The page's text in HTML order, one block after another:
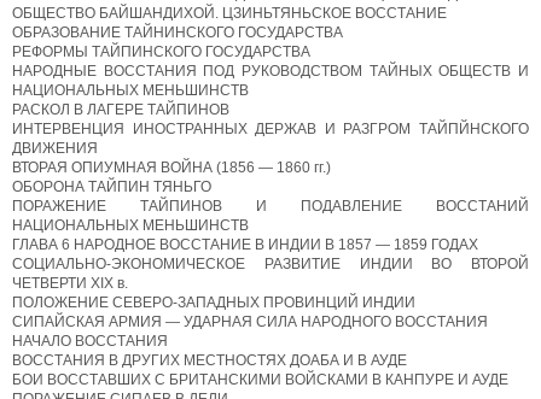
ОБЩЕСТВО БАЙШАНДИХОЙ. ЦЗИНЬТЯНЬСКОЕ ВОССТАНИЕ
ОБРАЗОВАНИЕ ТАЙНИНСКОГО ГОСУДАРСТВА
РЕФОРМЫ ТАЙПИНСКОГО ГОСУДАРСТВА
НАРОДНЫЕ ВОССТАНИЯ ПОД РУКОВОДСТВОМ ТАЙНЫХ ОБЩЕСТВ И
НАЦИОНАЛЬНЫХ МЕНЬШИНСТВ
РАСКОЛ В ЛАГЕРЕ ТАЙПИНОВ
ИНТЕРВЕНЦИЯ ИНОСТРАННЫХ ДЕРЖАВ И РАЗГРОМ ТАЙПЙНСКОГО
ДВИЖЕНИЯ
ВТОРАЯ ОПИУМНАЯ ВОЙНА (1856 — 1860 гг.)
ОБОРОНА ТАЙПИН ТЯНЬГО
ПОРАЖЕНИЕ ТАЙПИНОВ И ПОДАВЛЕНИЕ ВОССТАНИЙ
НАЦИОНАЛЬНЫХ МЕНЬШИНСТВ
ГЛАВА 6 НАРОДНОЕ ВОССТАНИЕ В ИНДИИ В 1857 — 1859 ГОДАХ
СОЦИАЛЬНО-ЭКОНОМИЧЕСКОЕ РАЗВИТИЕ ИНДИИ ВО ВТОРОЙ
ЧЕТВЕРТИ XIX в.
ПОЛОЖЕНИЕ СЕВЕРО-ЗАПАДНЫХ ПРОВИНЦИЙ ИНДИИ
СИПАЙСКАЯ АРМИЯ — УДАРНАЯ СИЛА НАРОДНОГО ВОССТАНИЯ
НАЧАЛО ВОССТАНИЯ
ВОССТАНИЯ В ДРУГИХ МЕСТНОСТЯХ ДОАБА И В АУДЕ
БОИ ВОССТАВШИХ С БРИТАНСКИМИ ВОЙСКАМИ В КАНПУРЕ И АУДЕ